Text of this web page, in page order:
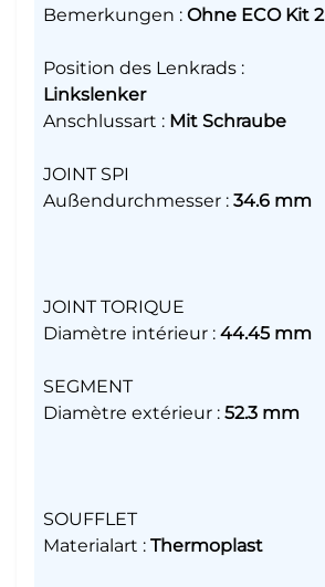
Bemerkungen : Ohne ECO Kit 2
Position des Lenkrads :
Linkslenker
Anschlussart : Mit Schraube
JOINT SPI
Außendurchmesser : 34.6 mm
JOINT TORIQUE
Diamètre intérieur : 44.45 mm
SEGMENT
Diamètre extérieur : 52.3 mm
SOUFFLET
Materialart : Thermoplast